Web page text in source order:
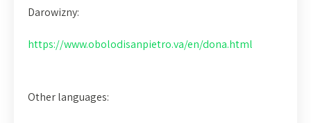
Darowizny:
https://www.obolodisanpietro.va/en/dona.html
Other languages: